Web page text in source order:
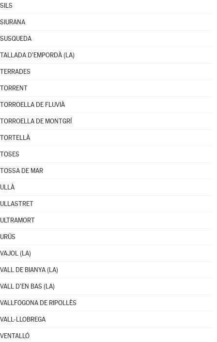
SILS
SIURANA
SUSQUEDA
TALLADA D'EMPORDÀ (LA)
TERRADES
TORRENT
TORROELLA DE FLUVIÀ
TORROELLA DE MONTGRÍ
TORTELLÀ
TOSES
TOSSA DE MAR
ULLÀ
ULLASTRET
ULTRAMORT
URÚS
VAJOL (LA)
VALL DE BIANYA (LA)
VALL D'EN BAS (LA)
VALLFOGONA DE RIPOLLÈS
VALL-LLOBREGA
VENTALLÓ